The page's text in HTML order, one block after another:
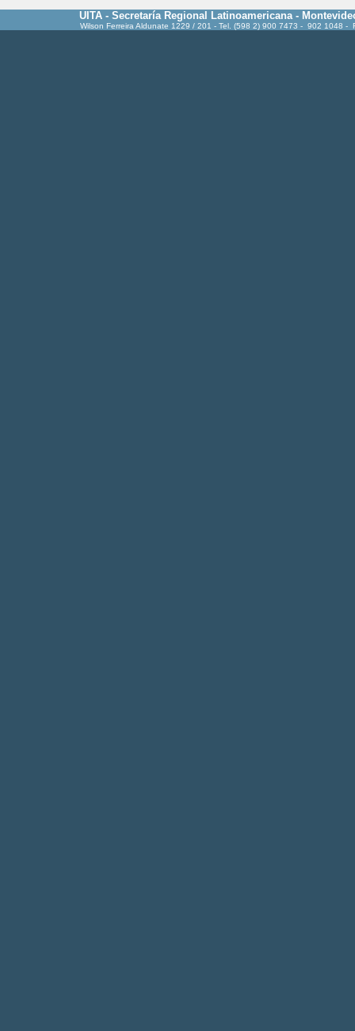
UITA - Secretaría Regional Latinoamericana -
Wilson Ferreira Aldunate 1229 / 201 - Tel. (598 2) 900 7473 - 902 1048 -